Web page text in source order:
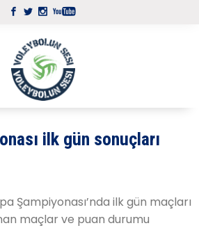
ilk gün sonuçları
Şampiyonası’nda ilk gün maçları
maçlar ve puan durumu